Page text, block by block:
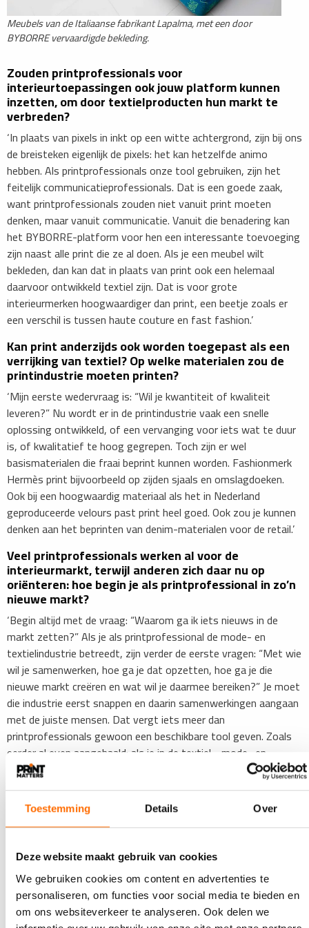
Toestemming Details Over
Deze website maakt gebruik van cookies
We gebruiken cookies om content en advertenties te
personaliseren, om functies voor social media te bieden en
om ons websiteverkeer te analyseren. Ook delen we
Meubels van de Italiaanse fabrikant Lapalma, met een door
BYBORRE vervaardigde bekleding.
Zouden printprofessionals voor
interieurtoepassingen ook jouw platform kunnen
inzetten, om door textielproducten hun markt te
verbreden?
‘In plaats van pixels in inkt op een witte achtergrond, zijn bij ons
de breisteken eigenlijk de pixels: het kan hetzelfde animo
hebben. Als printprofessionals onze tool gebruiken, zijn het
feitelijk communicatieprofessionals. Dat is een goede zaak,
want printprofessionals zouden niet vanuit print moeten
denken, maar vanuit communicatie. Vanuit die benadering kan
het BYBORRE-platform voor hen een interessante toevoeging
zijn naast alle print die ze al doen. Als je een meubel wilt
bekleden, dan kan dat in plaats van print ook een helemaal
daarvoor ontwikkeld textiel zijn. Dat is voor grote
interieurmerken hoogwaardiger dan print, een beetje zoals er
een verschil is tussen haute couture en fast fashion.’
Kan print anderzijds ook worden toegepast als een
verrijking van textiel? Op welke materialen zou de
printindustrie moeten printen?
‘Mijn eerste wedervraag is: “Wil je kwantiteit of kwaliteit
leveren?” Nu wordt er in de printindustrie vaak een snelle
oplossing ontwikkeld, of een vervanging voor iets wat te duur
is, of kwalitatief te hoog gegrepen. Toch zijn er wel
basismaterialen die fraai beprint kunnen worden. Fashionmerk
Hermès print bijvoorbeeld op zijden sjaals en omslagdoeken.
Ook bij een hoogwaardig materiaal als het in Nederland
geproduceerde velours past print heel goed. Ook zou je kunnen
denken aan het beprinten van denim-materialen voor de retail.’
Veel printprofessionals werken al voor de
interieurmarkt, terwijl anderen zich daar nu op
oriënteren: hoe begin je als printprofessional in zo’n
nieuwe markt?
‘Begin altijd met de vraag: “Waarom ga ik iets nieuws in de
markt zetten?” Als je als printprofessional de mode- en
textielindustrie betreedt, zijn verder de eerste vragen: “Met wie
wil je samenwerken, hoe ga je dat opzetten, hoe ga je die
nieuwe markt creëren en wat wil je daarmee bereiken?” Je moet
die industrie eerst snappen en daarin samenwerkingen aangaan
met de juiste mensen. Dat vergt iets meer dan
printprofessionals gewoon een beschikbare tool geven. Zoals
eerder al even aangehaald: als je in de textiel-, mode- en
interieurwereld niet een merk bent en in de spotlights staat,
dan word je niet herkend en erkend. Je moet daar je plek vinden.
Maar daarover ga ik graag met printprofessionals in gesprek
om te kijken of ik ze daarbij kan ondersteunen.’
Borre Akkersdijk legt uit hoe BYBORRE’s platform voor
textielcreatie werkt: ‘Evenals in Adobe Illustrator of Photo­
shop maak je hierin lagen van materialen. Die materialen
selecteer je in onze ruime textielbibliotheek. Die biblio­theek